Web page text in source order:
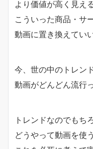
より価値が高く見え
こういった商品・サ
動画に置き換えてい
今、世の中のトレン
動画がどんどん流行
トレンドなのでもち
どうやって動画を使